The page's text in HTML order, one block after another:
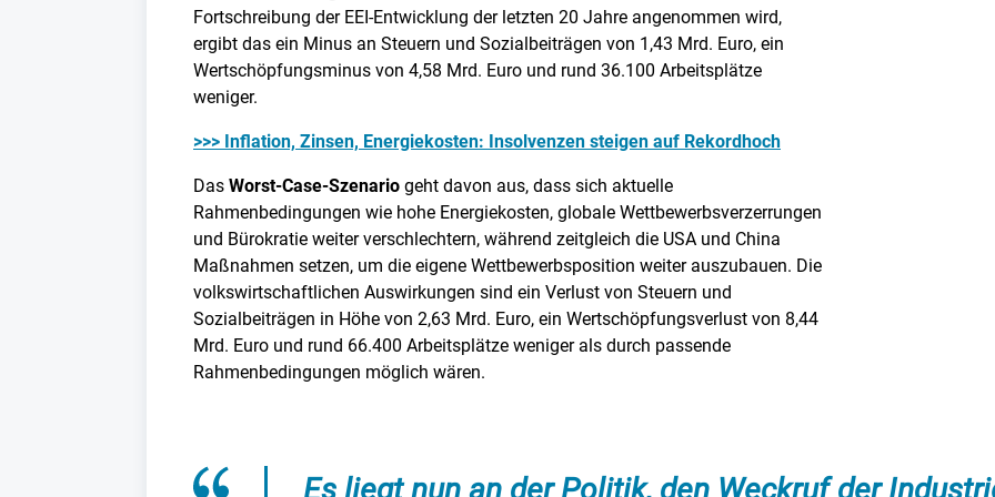
Fortschreibung der EEI-Entwicklung der letzten 20 Jahre angenommen wird,
ergibt das ein Minus an Steuern und Sozialbeiträgen von 1,43 Mrd. Euro, ein
Wertschöpfungsminus von 4,58 Mrd. Euro und rund 36.100 Arbeitsplätze
weniger.
>>> Inflation, Zinsen, Energiekosten: Insolvenzen steigen auf Rekordhoch
Das Worst-Case-Szenario geht davon aus, dass sich aktuelle
Rahmenbedingungen wie hohe Energiekosten, globale Wettbewerbsverzerrungen
und Bürokratie weiter verschlechtern, während zeitgleich die USA und China
Maßnahmen setzen, um die eigene Wettbewerbsposition weiter auszubauen. Die
volkswirtschaftlichen Auswirkungen sind ein Verlust von Steuern und
Sozialbeiträgen in Höhe von 2,63 Mrd. Euro, ein Wertschöpfungsverlust von 8,44
Mrd. Euro und rund 66.400 Arbeitsplätze weniger als durch passende
Rahmenbedingungen möglich wären.